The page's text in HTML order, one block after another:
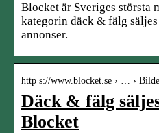
Blocket är Sveriges största
kategorin däck & fälg
annonser.
http s://www.blocket.se › … ›
Däck & fälg
Blocket